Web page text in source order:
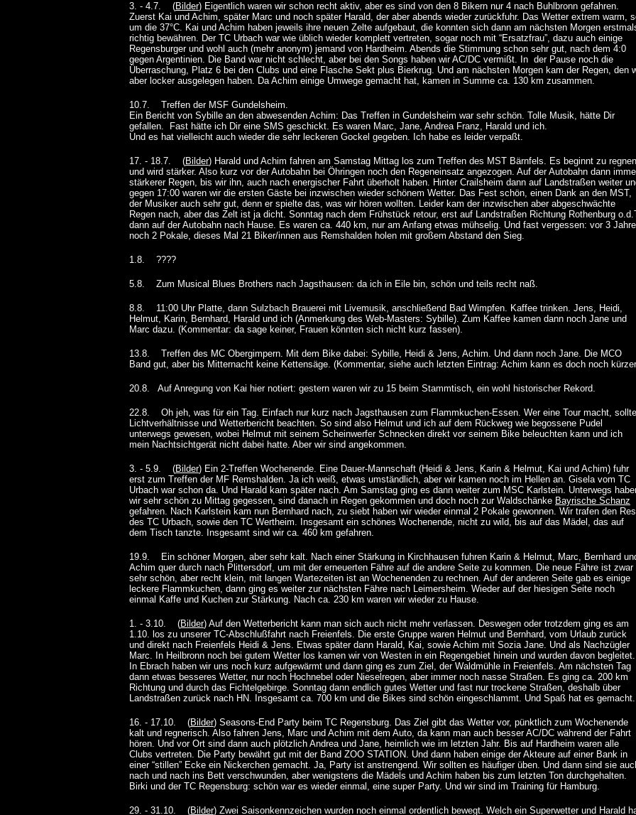
3. - 4.7. (Bilder) Eigentlich waren wir schon recht aktiv, aber es sind von den 8 Bikern nur 4 nach Buhlbronn gefahren.
Zuerst Kai und Achim, später Marc und noch später Harald, der aber abends wieder zurückfuhr. Das Wetter extrem warm,
um die 37°C. Kai und Achim haben jeweils ihre neuen Zelte aufgebaut, die konnten sich dann am nächsten Morgen
richtig bewähren. Der TC Urbach war wie üblich wieder komplett vertreten, sogar noch mit “Ersatzfrau”, dazu auch einige
Regensburger und wohl auch (mehr anonym) jemand von Hardheim. Abends die Stimmung schon sehr gut, nach dem 4:0
gegen Argentinien. Die Band war nicht schlecht, aber bei den Songs haben wir AC/DC vermißt. In der Pause noch die
Überraschung, Platz 6 bei den Clubs und eine Flasche Sekt plus Bierkrug. Und am nächsten Morgen kam der Regen, den
aber locker ausgelegen haben. Da Achim einige Umwege gemacht hat, kamen in Summe ca. 130 km zusammen.
10.7. Treffen der MSF Gundelsheim.
Ein Bericht von Sybille an den abwesenden Achim: Das Treffen in Gundelsheim war sehr schön. Tolle Musik, hätte Dir
gefallen. Fast hätte ich Dir eine SMS geschickt. Es waren Marc, Jane, Andrea Franz, Harald und ich.
Und es hat vielleicht auch wieder die sehr leckeren Gockel gegeben. Ich habe es leider verpaßt.
17. - 18.7. (Bilder) Harald und Achim fahren am Samstag Mittag los zum Treffen des MST Bärnfels. Es beginnt zu regnen
und wird stärker. Also kurz vor der Autobahn bei Öhringen noch den Regeneinsatz angezogen. Auf der Autobahn dann
stärkerer Regen, bis wir ihn, auch nach energischer Fahrt überholt haben. Hinter Crailsheim dann auf Landstraßen weiter
gegen 17:00 waren wir die ersten Gäste bei inzwischen wieder schönem Wetter. Das Fest schön, einen Dank an den MST,
der Musiker auch sehr gut, denn er spielte das, was wir hören wollten. Leider kam der inzwischen aber abgeschwächte
Regen nach, aber das Zelt ist ja dicht. Sonntag nach dem Frühstück retour, erst auf Landstraßen Richtung Rothenburg
dann auf der Autobahn nach Hause. Es waren ca. 440 km, nur am Anfang etwas mühselig. Und fast vergessen: vor 3
noch 2 Pokale, dieses Mal 21 Biker/innen aus Remshalden holen mit großem Abstand den Sieg.
1.8. ????
5.8. Zum Musical Blues Brothers nach Jagsthausen: da ich in Eile bin, schön und teils recht naß.
8.8. 11:00 Uhr Platte, dann Sulzbach Brauerei mit Livemusik, anschließend Bad Wimpfen. Kaffee trinken. Jens, Heidi,
Helmut, Karin, Bernhard, Harald und ich (Anmerkung des Web-Masters: Sybille). Zum Kaffee kamen dann noch Jane und
Marc dazu. (Kommentar: da sage keiner, Frauen könnten sich nicht kurz fassen).
13.8. Treffen des MC Obergimpern. Mit dem Bike dabei: Sybille, Heidi & Jens, Achim. Und dann noch Jane. Die MCO
Band gut, aber bis Mitternacht keine Kettensäge. (Kommentar, siehe auch letzten Eintrag: Achim kann es doch noch
20.8. Auf Anregung von Kai hier notiert: gestern waren wir zu 15 beim Stammtisch, ein wohl historischer Rekord.
22.8. Oh jeh, was für ein Tag. Einfach nur kurz nach Jagsthausen zum Flammkuchen-Essen. Wer eine Tour macht, sollte
Lichtverhältnisse und Wetterbericht beachten. So sind also Helmut und ich auf dem Rückweg wie begossene Pudel
unterwegs gewesen, wobei Helmut mit seinem Scheinwerfer Schnecken direkt vor seinem Bike beleuchten kann und ich
mein Nachtsichtgerät nicht dabei hatte. Aber wir sind angekommen.
3. - 5.9. (Bilder) Ein 2-Treffen Wochenende. Eine Dauer-Mannschaft (Heidi & Jens, Karin & Helmut, Kai und Achim) fuhr
erst zum Treffen der MF Remshalden. Ja ich weiß, etwas umständlich, aber wir kamen noch im Hellen an. Gisela vom TC
Urbach war schon da. Und Harald kam später nach. Am Samstag ging es dann weiter zum MSC Karlstein. Unterwegs
wir sehr schön zu Mittag gegessen, sind danach in Regen gekommen und doch noch zur Waldschänke Bayrische Schanz
gefahren. Nach Karlstein kam nun Bernhard nach, zu siebt haben wir wieder einmal 2 Pokale gewonnen. Wir trafen den
des TC Urbach, sowie den TC Wertheim. Insgesamt ein schönes Wochenende, nicht zu wild, bis auf das Mädel, das auf
dem Tisch tanzte. Insgesamt sind wir ca. 460 km gefahren.
19.9. Ein schöner Morgen, aber sehr kalt. Nach einer Stärkung in Kirchhausen fuhren Karin & Helmut, Marc, Bernhard
Achim quer durch nach Plittersdorf, um mit der erneuerten Fähre auf die andere Seite zu kommen. Die neue Fähre ist zwar
sehr schön, aber recht klein, mit langen Wartezeiten ist an Wochenenden zu rechnen. Auf der anderen Seite gab es einige
leckere Flammkuchen, dann ging es weiter zur nächsten Fähre nach Leimersheim. Wieder auf der hiesigen Seite noch
einmal Kaffe und Kuchen zur Stärkung. Nach ca. 230 km waren wir wieder zu Hause.
1. - 3.10. (Bilder) Auf den Wetterbericht kann man sich auch nicht mehr verlassen. Deswegen oder trotzdem ging es am
1.10. los zu unserer TC-Abschlußfahrt nach Freienfels. Die erste Gruppe waren Helmut und Bernhard, vom Urlaub zurück
und direkt nach Freienfels Heidi & Jens. Etwas später dann Harald, Kai, sowie Achim mit Sozia Jane. Und als Nachzügler
Marc. In Heilbronn noch bei gutem Wetter los kamen wir von Westen in ein Regengebiet hinein und wurden davon begleitet.
In Ebrach haben wir uns noch kurz aufgewärmt und dann ging es zum Ziel, der Waldmühle in Freienfels. Am nächsten Tag
dann etwas besseres Wetter, nur noch Hochnebel oder Nieselregen, aber immer noch nasse Straßen. Es ging ca. 200 km
Richtung und durch das Fichtelgebirge. Sonntag dann endlich gutes Wetter und fast nur trockene Straßen, deshalb über
Landstraßen zurück nach HN. Insgesamt ca. 700 km und die Bikes sind schön eingeschlammt. Und Spaß hat es gemacht.
16. - 17.10. (Bilder) Seasons-End Party beim TC Regensburg. Das Ziel gibt das Wetter vor, pünktlich zum Wochenende
kalt und regnerisch. Also fahren Jens, Marc und Achim mit dem Auto, da kann man auch besser AC/DC während der Fahrt
hören. Und vor Ort sind dann auch plötzlich Andrea und Jane, heimlich wie im letzten Jahr. Bis auf Hardheim waren alle
Clubs vertreten. Die Party bewährt gut mit der Band ZOO STATION. Und dann haben einige der Akteure auf einer Bank in
einer “stillen” Ecke ein Nickerchen gemacht. Ja, Party ist anstrengend. Wir sollten es häufiger üben. Und dann sind sie
nach und nach ins Bett verschwunden, aber wenigstens die Mädels und Achim haben bis zum letzten Ton durchgehalten.
Birki und der TC Regensburg: schön war es wieder einmal, eine super Party. Und wir sind im Training für Hamburg.
29. - 31.10. (Bilder) Zwei Saisonkennzeichen wurden noch einmal ordentlich bewegt. Welch ein Superwetter und Harald